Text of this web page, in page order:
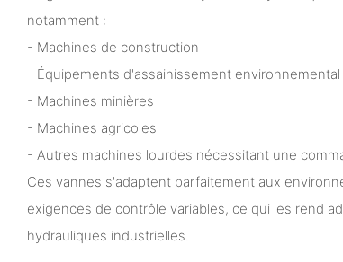
notamment :
- Machines de construction
- Équipements d'assainissement environnemental
- Machines minières
- Machines agricoles
- Autres machines lourdes nécessitant une
Ces vannes s'adaptent parfaitement aux
exigences de contrôle variables, ce qui les rend
hydrauliques industrielles.